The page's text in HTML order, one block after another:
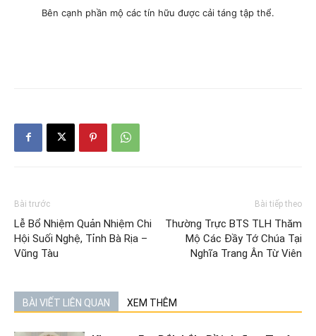
Bên cạnh phần mộ các tín hữu được cải táng tập thể.
Bài trước
Lễ Bổ Nhiệm Quản Nhiệm Chi
Hội Suối Nghệ, Tỉnh Bà Rịa –
Vũng Tàu
Bài tiếp theo
Thường Trực BTS TLH Thăm
Mộ Các Đầy Tớ Chúa Tại
Nghĩa Trang Ân Từ Viên
BÀI VIẾT LIÊN QUAN XEM THÊM